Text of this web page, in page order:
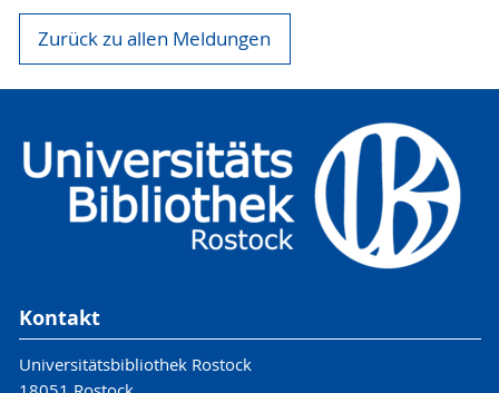
Zurück zu allen Meldungen
Kontakt
Universitätsbibliothek Rostock